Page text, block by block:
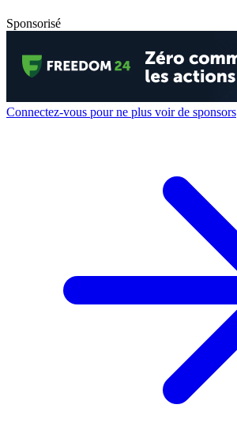
Sponsorisé
Connectez-vous pour ne plus voir de sponsors